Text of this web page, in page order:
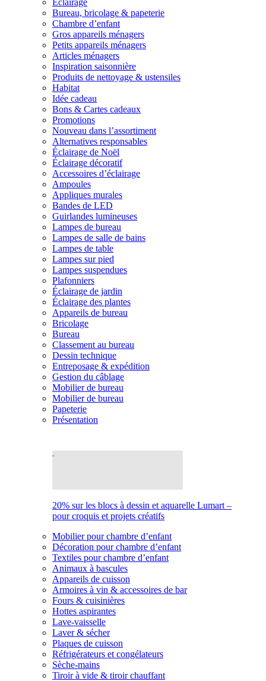
Éclairage
Bureau, bricolage & papeterie
Chambre d’enfant
Gros appareils ménagers
Petits appareils ménagers
Articles ménagers
Inspiration saisonnière
Produits de nettoyage & ustensiles
Habitat
Idée cadeau
Bons & Cartes cadeaux
Promotions
Nouveau dans l’assortiment
Alternatives responsables
Éclairage de Noël
Éclairage décoratif
Accessoires d’éclairage
Ampoules
Appliques murales
Bandes de LED
Guirlandes lumineuses
Lampes de bureau
Lampes de salle de bains
Lampes de table
Lampes sur pied
Lampes suspendues
Plafonniers
Éclairage de jardin
Éclairage des plantes
Appareils de bureau
Bricolage
Bureau
Classement au bureau
Dessin technique
Entreposage & expédition
Gestion du câblage
Mobilier de bureau
Mobilier de bureau
Papeterie
Présentation
20% sur les blocs à dessin et aquarelle Lumart –
pour croquis et projets créatifs
Mobilier pour chambre d’enfant
Décoration pour chambre d’enfant
Textiles pour chambre d’enfant
Animaux à bascules
Appareils de cuisson
Armoires à vin & accessoires de bar
Fours & cuisinières
Hottes aspirantes
Lave-vaisselle
Laver & sécher
Plaques de cuisson
Réfrigérateurs et congélateurs
Sèche-mains
Tiroir à vide & tiroir chauffant